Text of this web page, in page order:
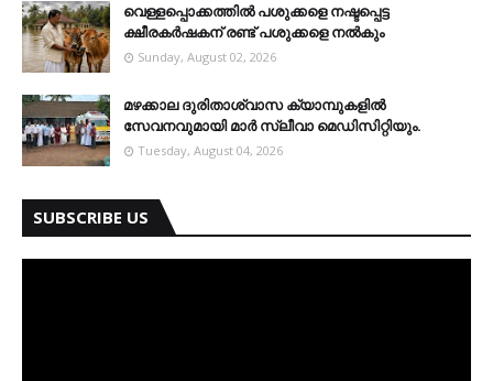
വെള്ളപ്പൊക്കത്തില്‍ പശുക്കളെ നഷ്ടപ്പെട്ട
ക്ഷീരകര്‍ഷകന് രണ്ട് പശുക്കളെ നല്‍കും
Sunday, August 02, 2026
മഴക്കാല ദുരിതാശ്വാസ ക്യാമ്പുകളിൽ
സേവനവുമായി മാർ സ്ലീവാ മെഡിസിറ്റിയും.
Tuesday, August 04, 2026
SUBSCRIBE US